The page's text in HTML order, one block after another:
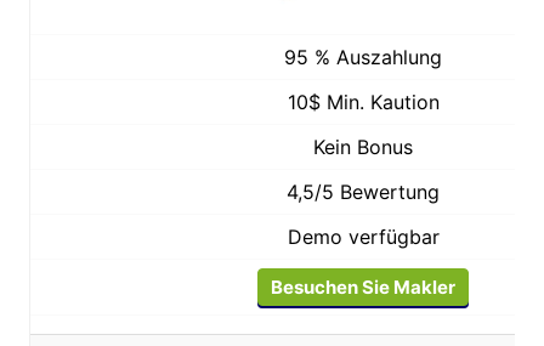
95 % Auszahlung
10$ Min. Kaution
Kein Bonus
4,5/5 Bewertung
Demo verfügbar
Besuchen Sie Makler